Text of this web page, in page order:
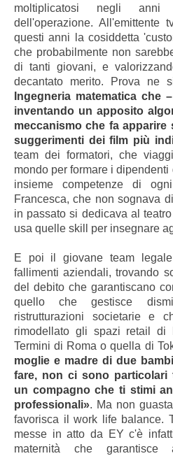
moltiplicatosi negli
dell'operazione. All'emittente
questi anni la cosiddetta
che probabilmente non
di tanti giovani, e
decantato merito. Prova ne
Ingegneria matematica che
inventando un apposito
meccanismo che fa
suggerimenti dei film più
team dei formatori, che
mondo per formare i
insieme competenze di
Francesca, che non sognava
in passato si dedicava al
usa quelle skill per insegnare
E poi il giovane team
fallimenti aziendali, trovando
del debito che garantiscano
quello che gestisce
ristrutturazioni societarie e
rimodellato gli spazi retail di
Termini di Roma o quella di
moglie e madre di due
fare, non ci sono particolari
un compagno che ti stimi
professionali». Ma non
favorisca il work life balance.
messe in atto da EY c'è
maternità che garantisce